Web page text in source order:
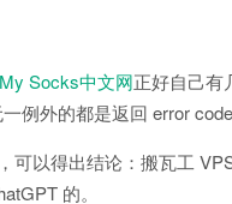
Socks中文网正好自己有
例外的都是返回 error
可以得出结论：搬瓦工
的。